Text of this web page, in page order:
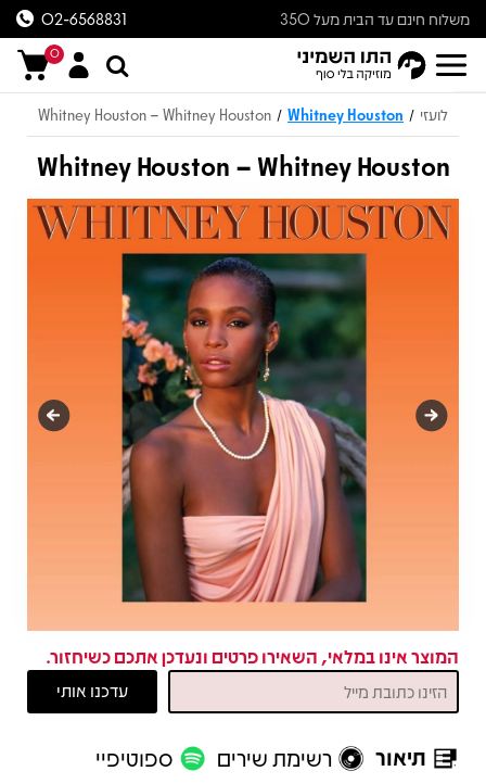
משלוח חינם עד הבית מעל 350
ש״ח
02-6568831
0
לועזי /
Whitney Houston
/
Whitney Houston – Whitney Houston
Whitney Houston – Whitney Houston
המוצר אינו במלאי, השאירו פרטים ונעדכן אתכם כשיחזור.
תיאור רשימת שירים ספוטיפיי